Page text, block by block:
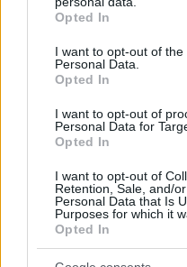
grant or deny consent to
use your data for below
consent section.
Opted In
I want to opt-out of the
Personal Data.
Opted In
I want to opt-out of
Personal Data for
Opted In
I want to opt-out of
Retention, Sale, and/
Personal Data that Is
Purposes for which it
Opted In